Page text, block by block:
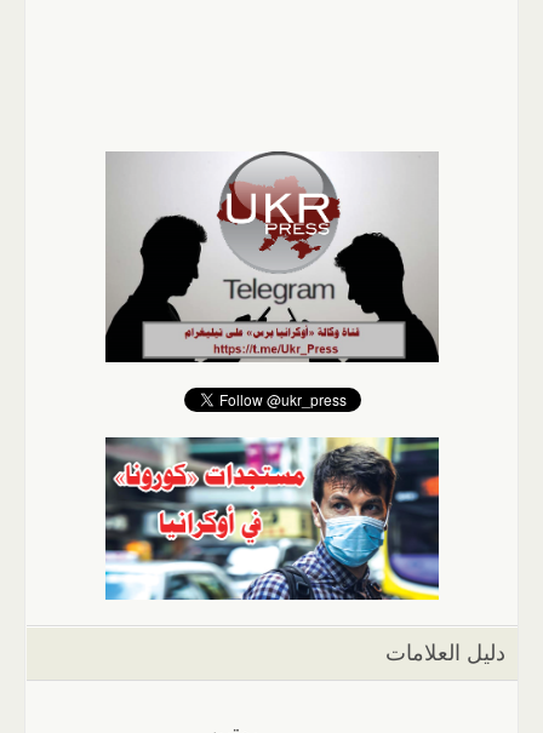
دليل العلامات